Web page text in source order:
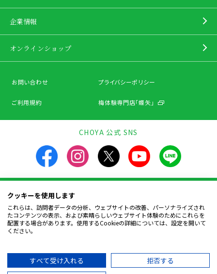
企業情報
オンラインショップ
お問い合わせ プライバシーポリシー
ご利用規約 梅体験専門店「蝶矢」
CHOYA 公式 SNS
飲酒は20歳になってから。飲酒運転は法律で禁止されています。
お酒は楽しく適量を。飲んだあとはリサイクルへ。
妊娠中や授乳期の飲酒は、胎児・幼児の発育に
悪影響を与えるおそれがあります。
All Rights Reserved.
クッキーを使用します
これらは、訪問者データの分析、ウェブサイトの改善、パーソナライズされ
たコンテンツの表示、および素晴らしいウェブサイト体験のためにこれらを
配置する場合があります。使用するCookieの詳細については、設定を開いて
ください。
すべて受け入れる 拒否する